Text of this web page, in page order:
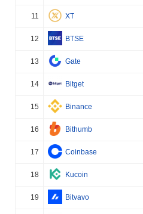
11 XT
12 BTSE
13 Gate
14 Bitget
15 Binance
16 Bithumb
17 Coinbase
18 Kucoin
19 Bitvavo